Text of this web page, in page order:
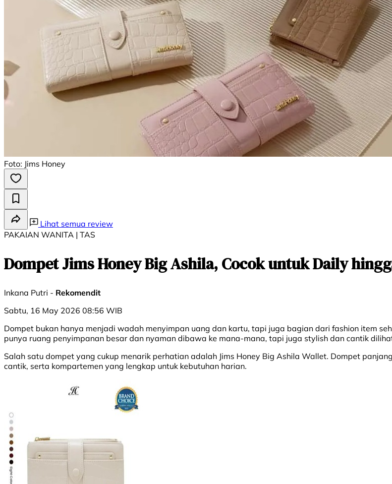
Foto: Jims Honey
Lihat semua review
PAKAIAN WANITA | TAS
Dompet Jims Honey Big Ashila, Cocok untuk Daily
Inkana Putri - Rekomendit
Sabtu, 16 May 2026 08:56 WIB
Dompet bukan hanya menjadi wadah menyimpan uang dan kartu, tapi juga bagian dari fashion item
punya ruang penyimpanan besar dan nyaman dibawa ke mana-mana, tapi juga stylish dan cantik
Salah satu dompet yang cukup menarik perhatian adalah Jims Honey Big Ashila Wallet. Dompet
cantik, serta kompartemen yang lengkap untuk kebutuhan harian.